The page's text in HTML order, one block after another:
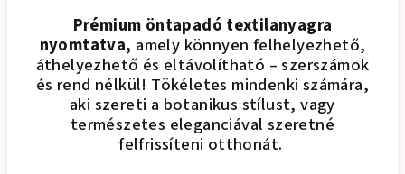
Prémium öntapadó textilanyagra
nyomtatva, amely könnyen felhelyezhető,
áthelyezhető és eltávolítható – szerszámok
és rend nélkül! Tökéletes mindenki számára,
aki szereti a botanikus stílust, vagy
természetes eleganciával szeretné
felfrissíteni otthonát.